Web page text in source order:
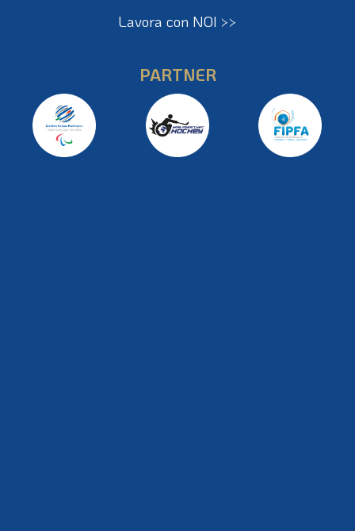
Lavora con NOI >>
PARTNER